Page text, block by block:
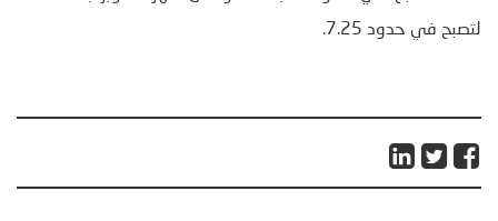
لتصبح في حدود 7.25.